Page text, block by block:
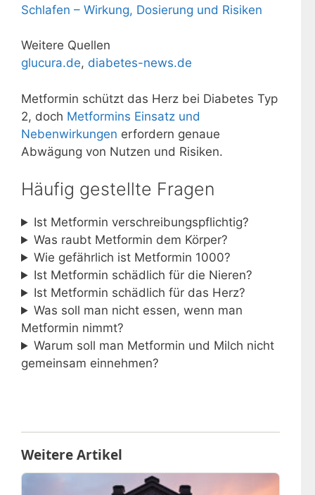
Schlafen – Wirkung, Dosierung und Risiken
Weitere Quellen
glucura.de, diabetes-news.de
Metformin schützt das Herz bei Diabetes Typ
2, doch Metformins Einsatz und
Nebenwirkungen erfordern genaue
Abwägung von Nutzen und Risiken.
Häufig gestellte Fragen
Ist Metformin verschreibungspflichtig?
Was raubt Metformin dem Körper?
Wie gefährlich ist Metformin 1000?
Ist Metformin schädlich für die Nieren?
Ist Metformin schädlich für das Herz?
Was soll man nicht essen, wenn man
Metformin nimmt?
Warum soll man Metformin und Milch nicht
gemeinsam einnehmen?
Weitere Artikel